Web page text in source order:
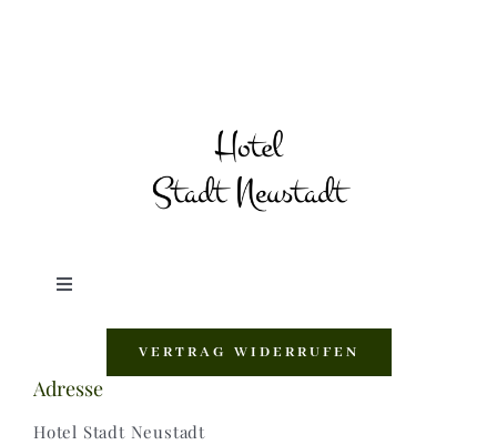
Toggle
VERTRAG WIDERRUFEN
Adresse
Hotel Stadt Neustadt